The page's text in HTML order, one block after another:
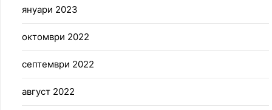
януари 2023
октомври 2022
септември 2022
август 2022